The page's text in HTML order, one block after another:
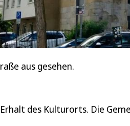
aus gesehen.
des Kulturorts. Die